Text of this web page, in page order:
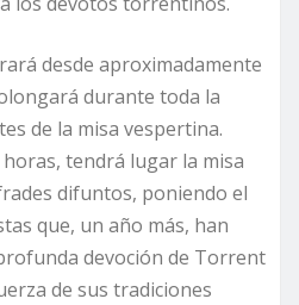
desde aproximadamente
durante toda la
de la misa vespertina.
horas, tendrá lugar la misa
difuntos, poniendo el
que, un año más, han
devoción de Torrent
de sus tradiciones